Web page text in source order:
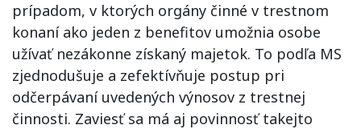
prípadom, v ktorých orgány činné v trestnom
konaní ako jeden z benefitov umožnia osobe
užívať nezákonne získaný majetok. To podľa MS
zjednodušuje a zefektívňuje postup pri
odčerpávaní uvedených výnosov z trestnej
činnosti. Zaviesť sa má aj povinnosť takejto